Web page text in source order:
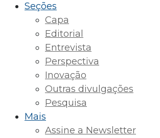
Seções
Capa
Editorial
Entrevista
Perspectiva
Inovação
Outras divulgações
Pesquisa
Mais
Assine a Newsletter